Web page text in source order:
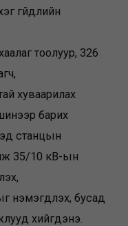
гүйдлийн
тоолуур, 326
хуваарилах
барих
станцын
35/10 кВ-ын
бусад
хийгдэнэ.